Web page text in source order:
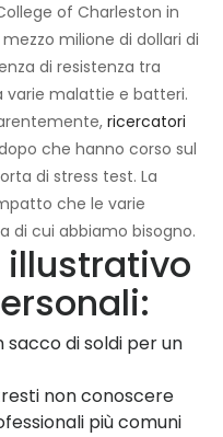
of Charleston in
milione di dollari di
di resistenza tra
varie malattie e batteri.
ricercatori
che hanno corso sul
di stress test. La
che le varie
di cui abbiamo bisogno.
illustrativo
di soldi per un
non conoscere
più comuni